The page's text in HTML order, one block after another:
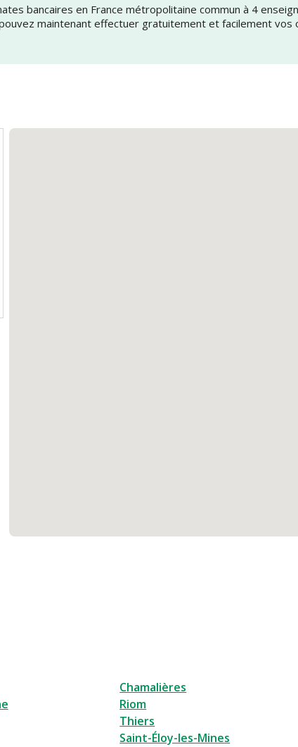
bancaires en France métropolitaine commun à 4
maintenant effectuer gratuitement et facilement vos
Chamalières
Riom
Thiers
Saint-Éloy-les-Mines